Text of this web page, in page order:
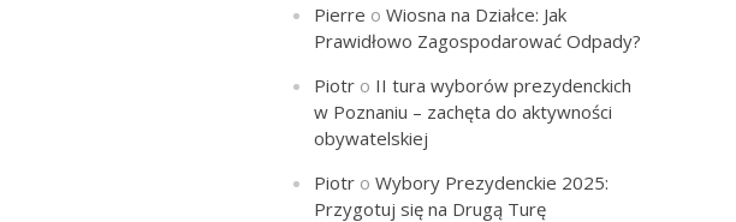
Pierre oWiosna na Działce: Jak
Prawidłowo Zagospodarować Odpady?
Piotr o II tura wyborów prezydenckich
w Poznaniu – zachęta do aktywności
obywatelskiej
Piotr oWybory Prezydenckie 2025:
Przygotuj się na Drugą Turę